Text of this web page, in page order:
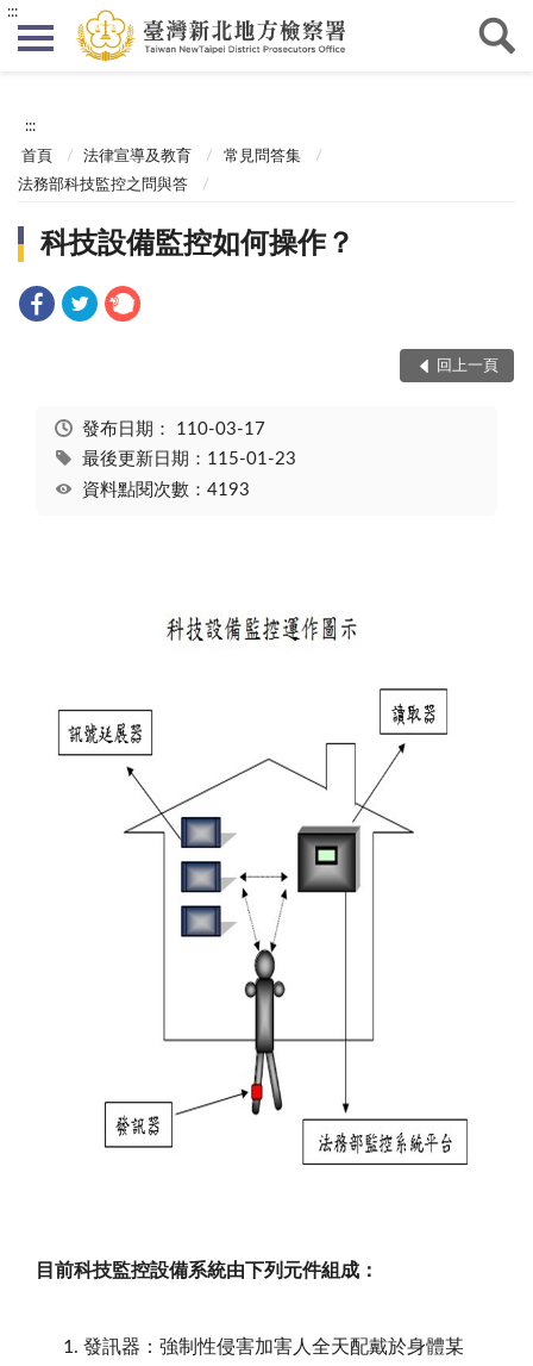
:::
:::
首頁 法律宣導及教育
常見問答集
法務部科技監控之問與答
科技設備監控如何操作？
回上一頁
發布日期： 110-03-17
最後更新日期：115-01-23
資料點閱次數：4193
目前科技監控設備系統由下列元件組成：
發訊器：強制性侵害加害人全天配戴於身體某